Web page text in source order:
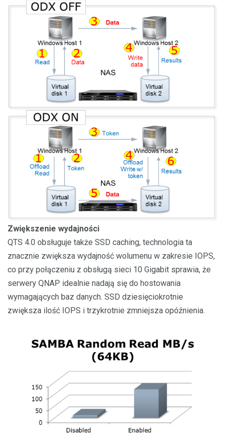
Zwiększenie wydajności
QTS 4.0 obsługuje także SSD caching, technologia ta
znacznie zwiększa wydajność wolumenu w zakresie IOPS,
co przy połączeniu z obsługą sieci 10 Gigabit sprawia, że
serwery QNAP idealnie nadają się do hostowania
wymagających baz danych. SSD dziesięciokrotnie
zwiększa ilość IOPS i trzykrotnie zmniejsza opóźnienia.